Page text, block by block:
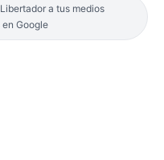
a tus medios
Google